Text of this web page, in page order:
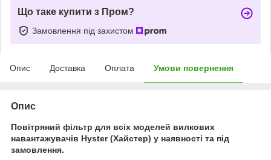
Що таке купити з Пром?
Замовлення під захистом
Опис Доставка Оплата Умови повернення
Опис
Повітряний фільтр для всіх моделей вилкових
навантажувачів Hyster (Хайстер) у наявності та під
замовлення.